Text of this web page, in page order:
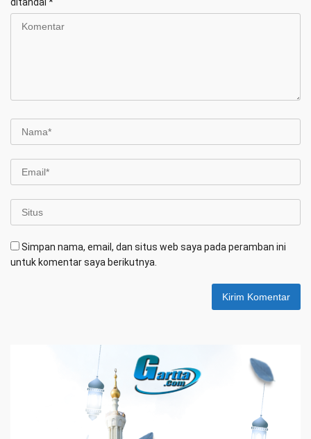
Simpan nama, email, dan situs web saya pada peramban ini
untuk komentar saya berikutnya.